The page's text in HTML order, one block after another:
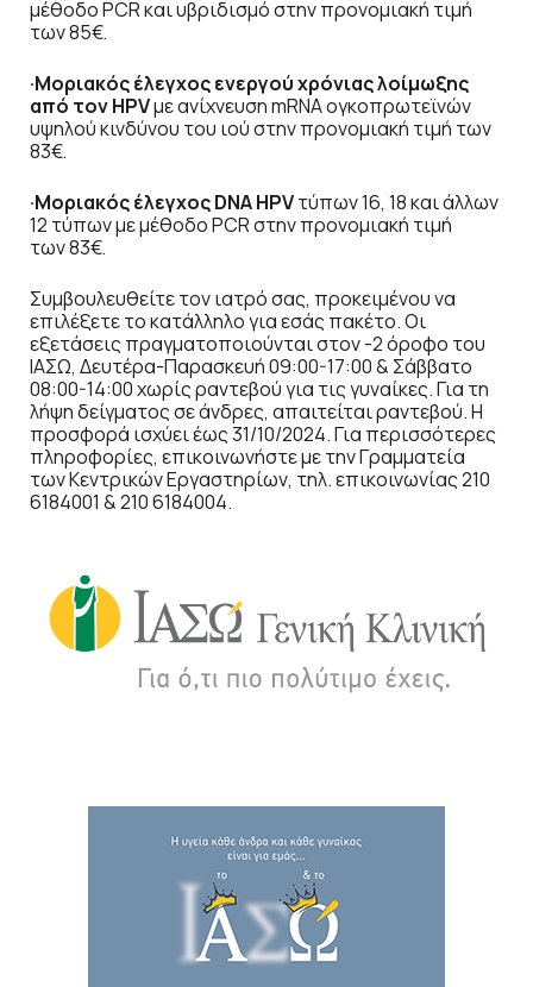
μέθοδο PCR και υβριδισμό στην προνομιακή τιμή
των 85€.
·Μοριακός έλεγχος ενεργού χρόνιας λοίμωξης
από τον HPVμε ανίχνευση mRNA ογκοπρωτεϊνών
υψηλού κινδύνου του ιού στην προνομιακή τιμή των
83€.
·Μοριακός έλεγχος DNA HPVτύπων 16, 18 και άλλων
12 τύπων με μέθοδο PCR στην προνομιακή τιμή
των 83€.
Συμβουλευθείτε τον ιατρό σας, προκειμένου να
επιλέξετε το κατάλληλο για εσάς πακέτο. Οι
εξετάσεις πραγματοποιούνται στον -2 όροφο του
ΙΑΣΩ, Δευτέρα-Παρασκευή 09:00-17:00 & Σάββατο
08:00-14:00 χωρίς ραντεβού για τις γυναίκες. Για τη
λήψη δείγματος σε άνδρες, απαιτείται ραντεβού. Η
προσφορά ισχύει έως 31/10/2024. Για περισσότερες
πληροφορίες, επικοινωνήστε με την Γραμματεία
των Κεντρικών Εργαστηρίων, τηλ. επικοινωνίας 210
6184001 & 210 6184004.